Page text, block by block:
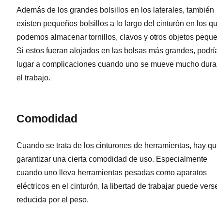
Además de los grandes bolsillos en los laterales, también
existen pequeños bolsillos a lo largo del cinturón en los
podemos almacenar tornillos, clavos y otros objetos
Si estos fueran alojados en las bolsas más grandes,
lugar a complicaciones cuando uno se mueve mucho
el trabajo.
Comodidad
Cuando se trata de los cinturones de herramientas, hay
garantizar una cierta comodidad de uso. Especialmente
cuando uno lleva herramientas pesadas como aparatos
eléctricos en el cinturón, la libertad de trabajar puede
reducida por el peso.